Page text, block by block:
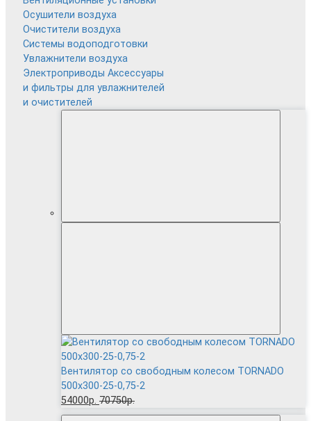
Осушители воздуха
Очистители воздуха
Системы водоподготовки
Увлажнители воздуха
Электроприводы Аксессуары
и фильтры для увлажнителей
и очистителей
Вентилятор cо свободным колесом TORNADO
500x300-25-0,75-2
54000р. 70750р.